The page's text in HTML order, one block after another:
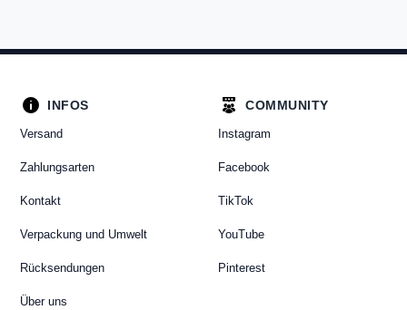
INFOS
Versand
Zahlungsarten
Kontakt
Verpackung und Umwelt
Rücksendungen
Über uns
COMMUNITY
Instagram
Facebook
TikTok
YouTube
Pinterest